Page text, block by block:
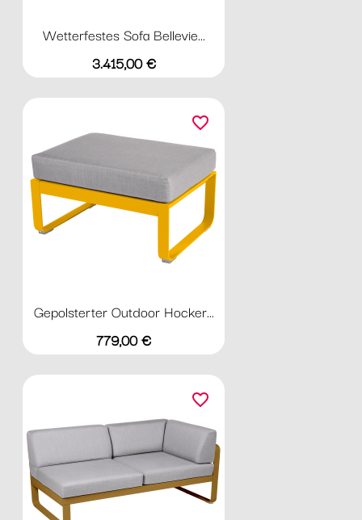
Wetterfestes Sofa Bellevie...
Preis
3.415,00 €
Gepolsterter Outdoor Hocker...
Preis
779,00 €
favorite_border
favorite_border